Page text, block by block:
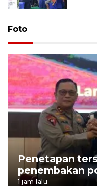
Foto
Penetapan
penembakan
1 jam lalu